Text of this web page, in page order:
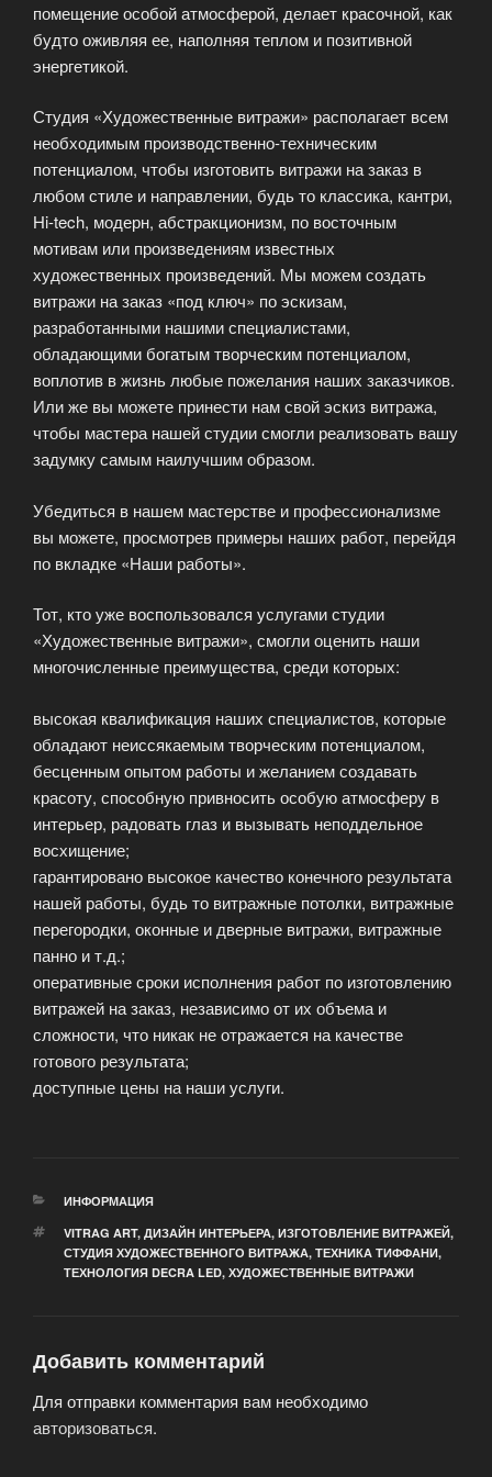
помещение особой атмосферой, делает красочной, как
будто оживляя ее, наполняя теплом и позитивной
энергетикой.
Студия «Художественные витражи» располагает всем
необходимым производственно-техническим
потенциалом, чтобы изготовить витражи на заказ в
любом стиле и направлении, будь то классика, кантри,
Hi-tech, модерн, абстракционизм, по восточным
мотивам или произведениям известных
художественных произведений. Мы можем создать
витражи на заказ «под ключ» по эскизам,
разработанными нашими специалистами,
обладающими богатым творческим потенциалом,
воплотив в жизнь любые пожелания наших заказчиков.
Или же вы можете принести нам свой эскиз витража,
чтобы мастера нашей студии смогли реализовать вашу
задумку самым наилучшим образом.
Убедиться в нашем мастерстве и профессионализме
вы можете, просмотрев примеры наших работ, перейдя
по вкладке «Наши работы».
Тот, кто уже воспользовался услугами студии
«Художественные витражи», смогли оценить наши
многочисленные преимущества, среди которых:
высокая квалификация наших специалистов, которые
обладают неиссякаемым творческим потенциалом,
бесценным опытом работы и желанием создавать
красоту, способную привносить особую атмосферу в
интерьер, радовать глаз и вызывать неподдельное
восхищение;
гарантировано высокое качество конечного результата
нашей работы, будь то витражные потолки, витражные
перегородки, оконные и дверные витражи, витражные
панно и т.д.;
оперативные сроки исполнения работ по изготовлению
витражей на заказ, независимо от их объема и
сложности, что никак не отражается на качестве
готового результата;
доступные цены на наши услуги.
РУБРИКИ
ИНФОРМАЦИЯ
МЕТКИ
VITRAG ART, ДИЗАЙН ИНТЕРЬЕРА, ИЗГОТОВЛЕНИЕ ВИТРАЖЕЙ,
СТУДИЯ ХУДОЖЕСТВЕННОГО ВИТРАЖА, ТЕХНИКА ТИФФАНИ,
ТЕХНОЛОГИЯ DECRA LED, ХУДОЖЕСТВЕННЫЕ ВИТРАЖИ
Добавить комментарий
Для отправки комментария вам необходимо
авторизоваться.